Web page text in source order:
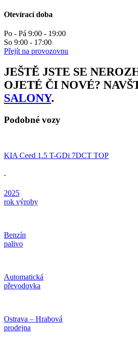
Otevírací doba
Po - Pá 9:00 - 19:00
So 9:00 - 17:00
Přejít na provozovnu
JEŠTĚ JSTE SE
OJETÉ ČI NOVÉ?
SALONY.
Podobné vozy
KIA Ceed 1.5 T-GDi 7DCT TOP
2025
rok výroby
Benzín
palivo
Automatická
převodovka
Ostrava – Hrabová
prodejna